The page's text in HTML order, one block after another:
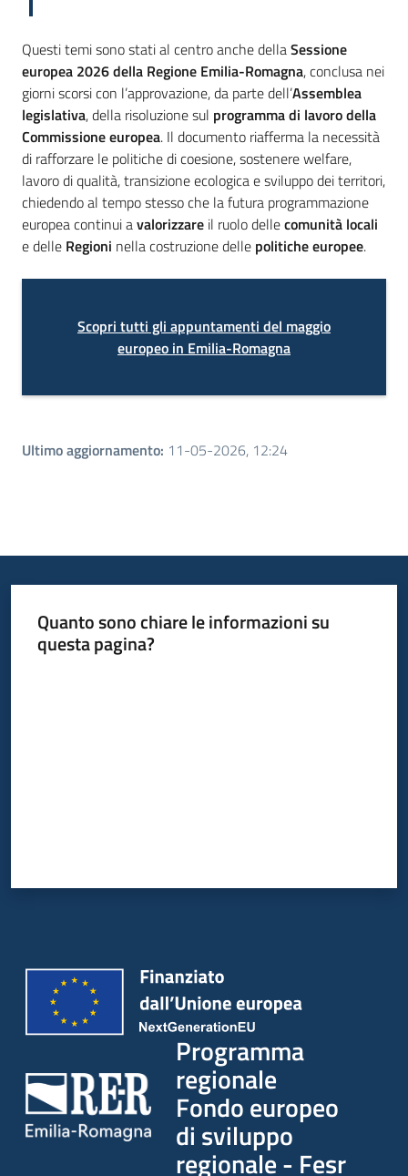
Questi temi sono stati al centro anche dellaSessione
europea 2026 della Regione Emilia-Romagna, conclusa nei
giorni scorsi con l’approvazione, da parte dell’Assemblea
legislativa, della risoluzione sul programma di lavoro della
Commissione europea. Il documento riafferma la necessità
di rafforzare le politiche di coesione, sostenere welfare,
lavoro di qualità, transizione ecologica e sviluppo dei territori,
chiedendo al tempo stesso che la futura programmazione
europea continui avalorizzare il ruolo dellecomunità locali
e delle Regioni nella costruzione delle politiche europee.
Scopri tutti gli appuntamenti del maggio
europeo in Emilia-Romagna
Ultimo aggiornamento: 11-05-2026, 12:24
Quanto sono chiare le informazioni su
questa pagina?
Programma
regionale
Fondo europeo
di sviluppo
regionale - Fesr